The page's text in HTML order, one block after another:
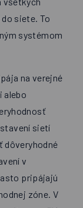
siete. To
systémom
na verejné
alebo
sietí
dôveryhodné
v
pripájajú
zóne. V